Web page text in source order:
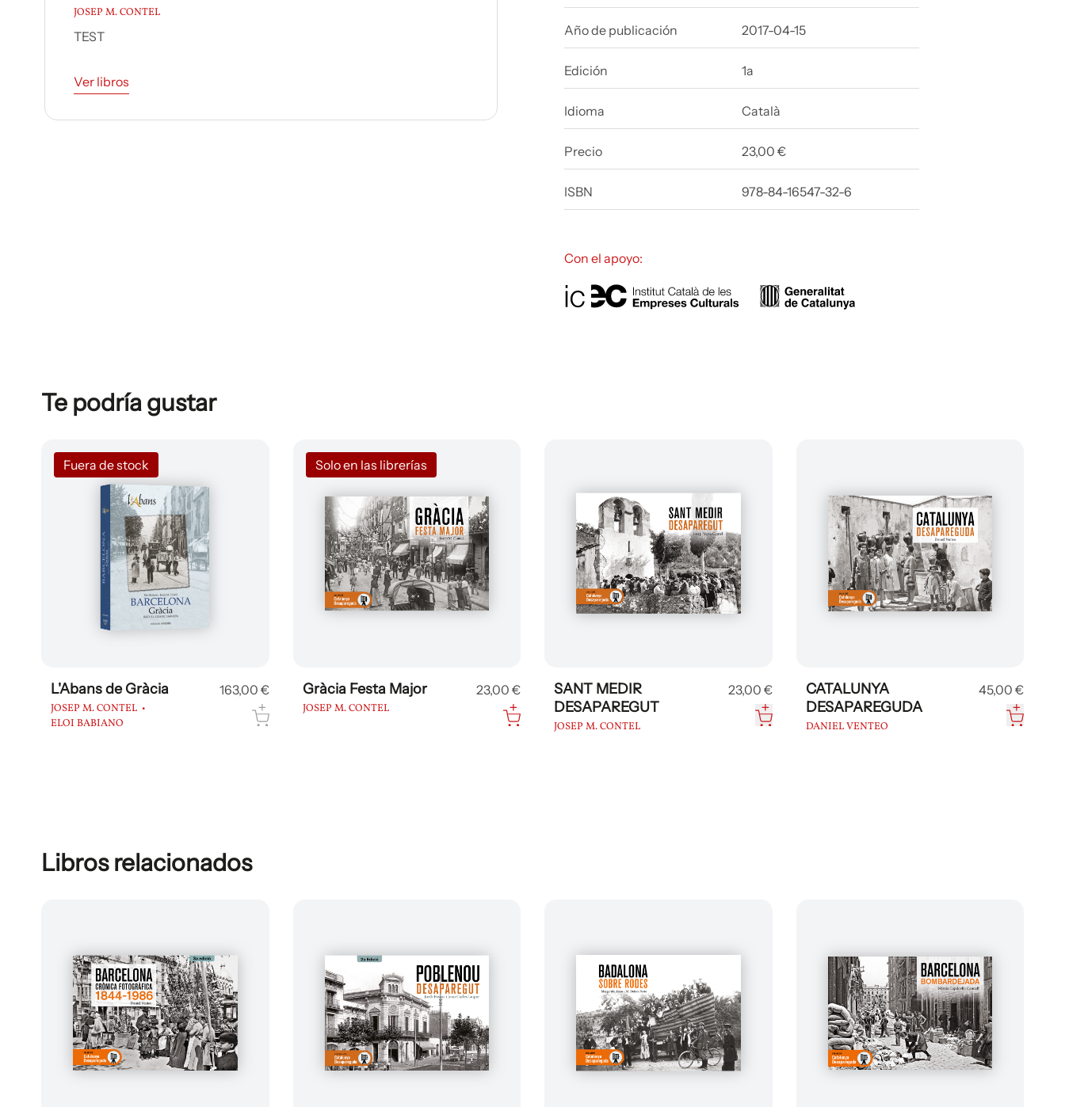
JOSEP M. CONTEL
TEST
Ver libros
Año de publicación 2017-04-15
Edición 1a
Idioma Català
Precio 23,00 €
ISBN 978-84-16547-32-6
Con el apoyo:
Te podría gustar
Fuera de stock
L'Abans de Gràcia
JOSEP M. CONTEL
ELOI BABIANO
163,00 €
Solo en las librerías
Gràcia Festa Major
JOSEP M. CONTEL
23,00 €
SANT MEDIR
DESAPAREGUT
JOSEP M. CONTEL
23,00 €
CATALUNYA
DESAPAREGUDA
DANIEL VENTEO
45,00 €
Libros relacionados